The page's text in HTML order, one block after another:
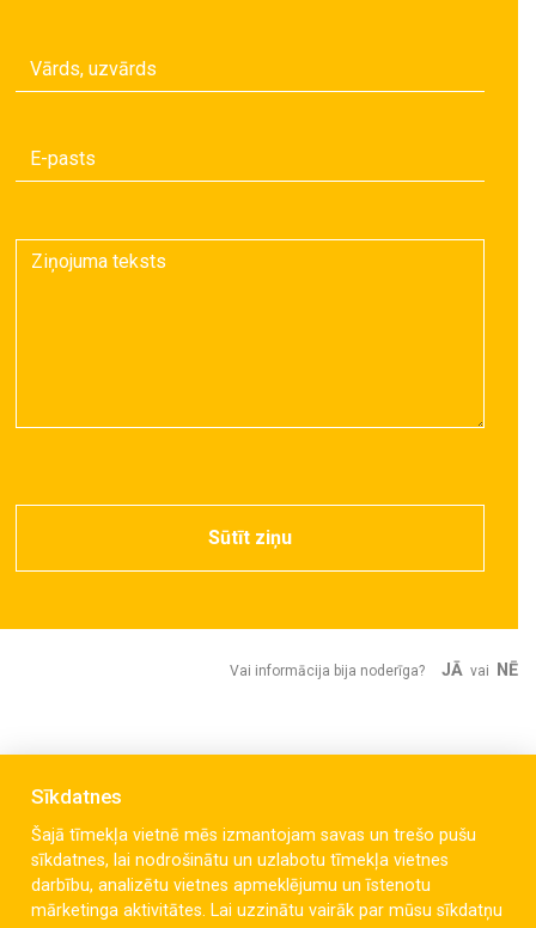
Sūtīt ziņu
Vai informācija bija noderīga? JĀ vai NĒ
Sīkdatnes
Šajā tīmekļa vietnē mēs izmantojam savas un trešo pušu
sīkdatnes, lai nodrošinātu un uzlabotu tīmekļa vietnes
darbību, analizētu vietnes apmeklējumu un īstenotu
mārketinga aktivitātes. Lai uzzinātu vairāk par mūsu sīkdatņu